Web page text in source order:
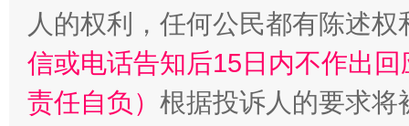
人的权利，任何公民都有陈述
信或电话告知后15日内不作出
责任自负） 根据投诉人的要求将